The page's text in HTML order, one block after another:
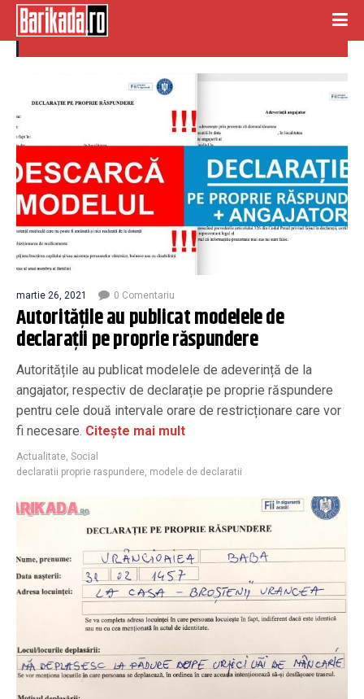
declaratii proprie raspundere
martie 26, 2021 0 Comentariu
Autoritățile au publicat modelele de
declarații pe proprie răspundere
Autoritățile au publicat modelele de adeverință de la
angajator, respectiv de declarație pe proprie răspundere
pentru cele două intervale orare de restricționare care vor
fi necesare. Citește mai mult
Actualitate, Social
declaratii proprie raspundere, modele de declaratii